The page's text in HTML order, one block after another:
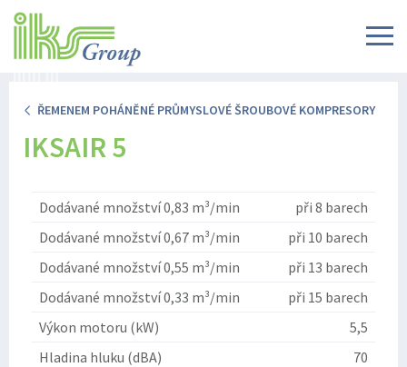
ŘEMENEM POHÁNĚNÉ PRŮMYSLOVÉ ŠROUBOVÉ KOMPRESORY
IKSAIR 5
Dodávané množství 0,83 m³/min
při 8 barech
Dodávané množství 0,67 m³/min
při 10 barech
Dodávané množství 0,55 m³/min
při 13 barech
Dodávané množství 0,33 m³/min
při 15 barech
Výkon motoru (kW)
5,5
Hladina hluku (dBA)
70